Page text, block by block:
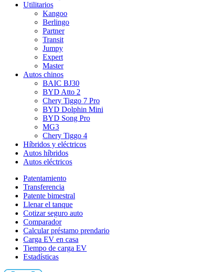
Utilitarios
Kangoo
Berlingo
Partner
Transit
Jumpy
Expert
Master
Autos chinos
BAIC BJ30
BYD Atto 2
Chery Tiggo 7 Pro
BYD Dolphin Mini
BYD Song Pro
MG3
Chery Tiggo 4
Híbridos y eléctricos
Autos híbridos
Autos eléctricos
Patentamiento
Transferencia
Patente bimestral
Llenar el tanque
Cotizar seguro auto
Comparador
Calcular préstamo prendario
Carga EV en casa
Tiempo de carga EV
Estadísticas